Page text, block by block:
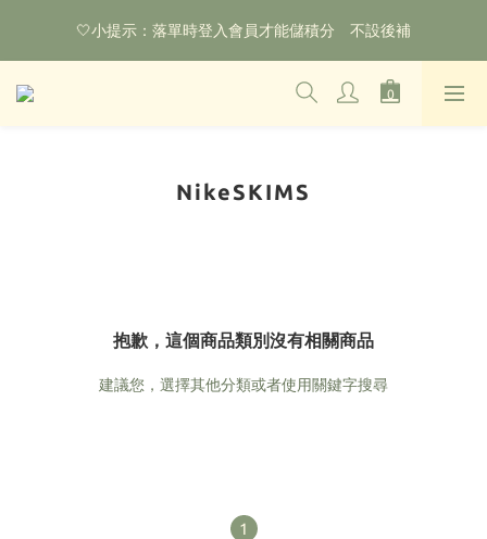
🌟購物滿HKD800即可享香港免運費（不包含手續費）*部分商品
除外
🤍小提示：落單時登入會員才能儲積分　不設後補
‼️2026.1.6 起使用網站新系統！點擊查看舊會員安排‼️
NikeSKIMS
抱歉，這個商品類別沒有相關商品
建議您，選擇其他分類或者使用關鍵字搜尋
1